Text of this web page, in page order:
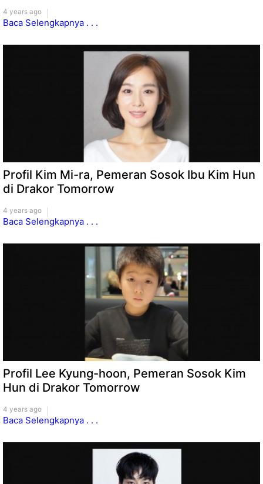
4 years ago
Baca Selengkapnya . . .
Profil Kim Mi-ra, Pemeran Sosok Ibu Kim Hun
di Drakor Tomorrow
4 years ago
Baca Selengkapnya . . .
Profil Lee Kyung-hoon, Pemeran Sosok Kim
Hun di Drakor Tomorrow
4 years ago
Baca Selengkapnya . . .